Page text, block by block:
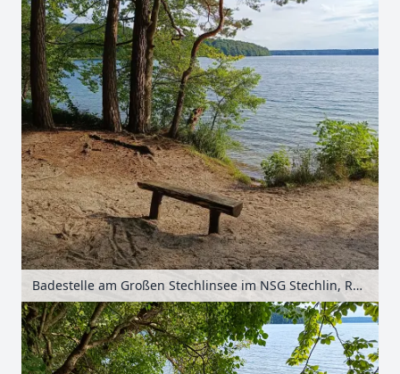
Badestelle am Großen Stechlinsee im NSG Stechlin, Ruppiner Seenland, Brandenburg, Deutschland